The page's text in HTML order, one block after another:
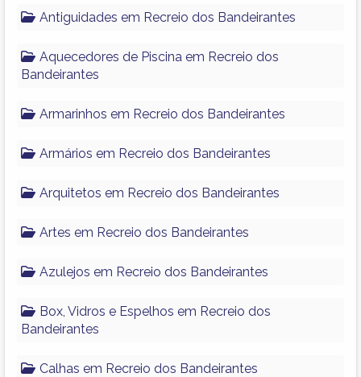
Antiguidades em Recreio dos Bandeirantes
Aquecedores de Piscina em Recreio dos
Bandeirantes
Armarinhos em Recreio dos Bandeirantes
Armários em Recreio dos Bandeirantes
Arquitetos em Recreio dos Bandeirantes
Artes em Recreio dos Bandeirantes
Azulejos em Recreio dos Bandeirantes
Box, Vidros e Espelhos em Recreio dos
Bandeirantes
Calhas em Recreio dos Bandeirantes